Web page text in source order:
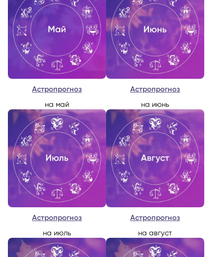
Астропрогноз
на май
Астропрогноз
на июнь
Астропрогноз
на июль
Астропрогноз
на август